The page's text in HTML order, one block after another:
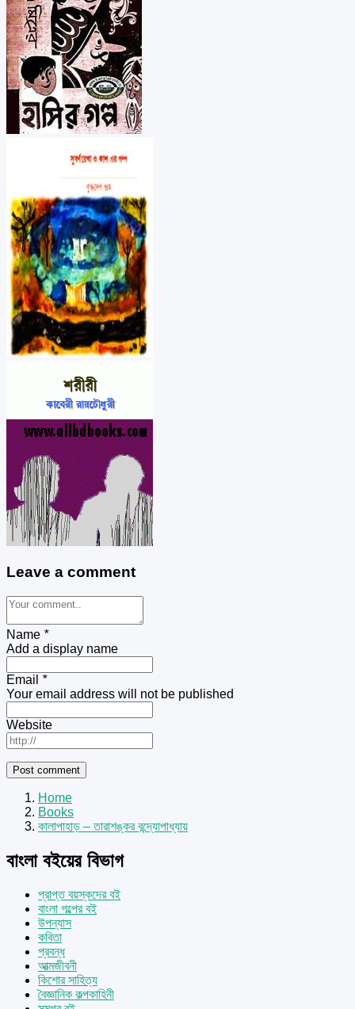
Leave a comment
Name *
Add a display name
Email *
Your email address will not be published
Website
Home
Books
কালাপাহাড় – তারাশঙ্কর বন্দ্যোপাধ্যায়
বাংলা বইয়ের বিভাগ
প্রাপ্ত বয়স্কদের বই
বাংলা গল্পের বই
উপন্যাস
কবিতা
প্রবন্ধ
আত্মজীবনী
কিশোর সাহিত্য
বৈজ্ঞানিক কল্পকাহিনী